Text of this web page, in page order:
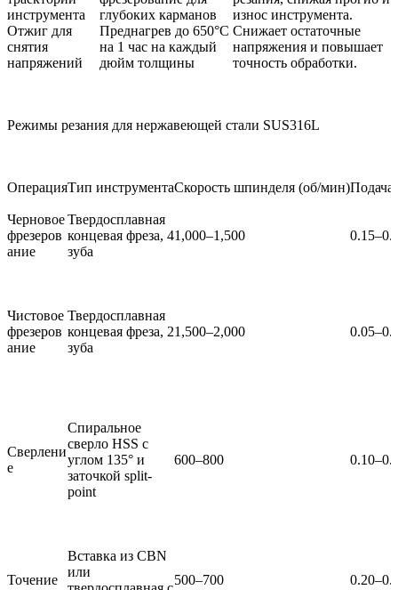
инструмента
глубоких карманов
износ инструмента.
Отжиг для
снятия
напряжений
Преднагрев до 650°C
на 1 час на каждый
дюйм толщины
Снижает остаточные
напряжения и повышает
точность обработки.
Режимы резания для нержавеющей стали SUS316L
ОперацияТип инструментаСкорость шпинделя (об/мин)
Черновое
фрезеров
ание
Твердосплавная
концевая фреза, 4
зуба
1,000–1,500
Чистовое
фрезеров
ание
Твердосплавная
концевая фреза, 2
зуба
1,500–2,000
Сверлени
е
Спиральное
сверло HSS с
углом 135° и
заточкой split-
point
600–800
Точение
Вставка из CBN
или
500–700